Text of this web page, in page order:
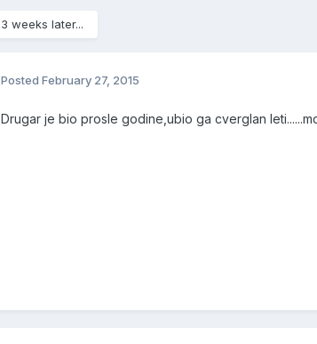
3 weeks later...
Posted February 27, 2015
Drugar je bio prosle godine,ubio ga cverglan